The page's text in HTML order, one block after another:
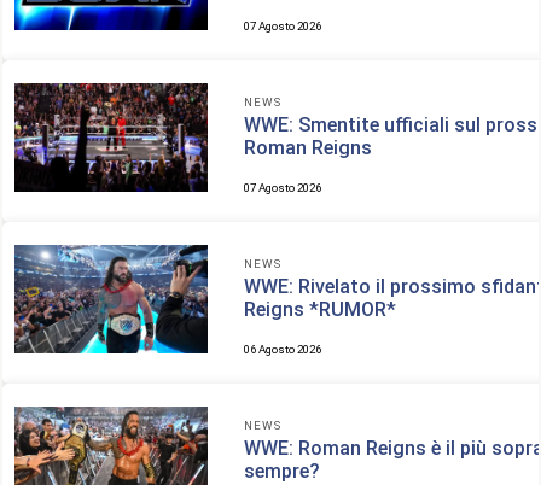
07 Agosto 2026
NEWS
WWE: Smentite ufficiali sul
Roman Reigns
07 Agosto 2026
NEWS
WWE: Rivelato il prossimo
Reigns *RUMOR*
06 Agosto 2026
NEWS
WWE: Roman Reigns è il più
sempre?